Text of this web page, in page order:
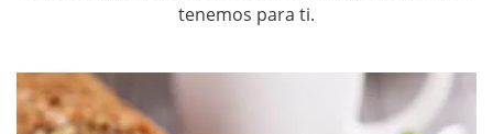
tenemos para ti.